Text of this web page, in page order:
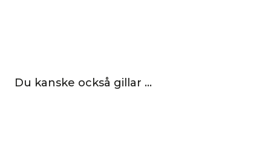
Du kanske också gillar …